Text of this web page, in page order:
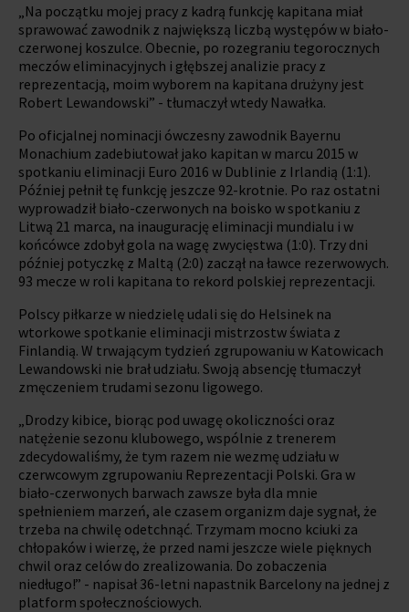
„Na początku mojej pracy z kadrą funkcję kapitana miał
sprawować zawodnik z największą liczbą występów w biało-
czerwonej koszulce. Obecnie, po rozegraniu tegorocznych
meczów eliminacyjnych i głębszej analizie pracy z
reprezentacją, moim wyborem na kapitana drużyny jest
Robert Lewandowski” - tłumaczył wtedy Nawałka.
Po oficjalnej nominacji ówczesny zawodnik Bayernu
Monachium zadebiutował jako kapitan w marcu 2015 w
spotkaniu eliminacji Euro 2016 w Dublinie z Irlandią (1:1).
Później pełnił tę funkcję jeszcze 92-krotnie. Po raz ostatni
wyprowadził biało-czerwonych na boisko w spotkaniu z
Litwą 21 marca, na inaugurację eliminacji mundialu i w
końcówce zdobył gola na wagę zwycięstwa (1:0). Trzy dni
później potyczkę z Maltą (2:0) zaczął na ławce rezerwowych.
93 mecze w roli kapitana to rekord polskiej reprezentacji.
Polscy piłkarze w niedzielę udali się do Helsinek na
wtorkowe spotkanie eliminacji mistrzostw świata z
Finlandią. W trwającym tydzień zgrupowaniu w Katowicach
Lewandowski nie brał udziału. Swoją absencję tłumaczył
zmęczeniem trudami sezonu ligowego.
„Drodzy kibice, biorąc pod uwagę okoliczności oraz
natężenie sezonu klubowego, wspólnie z trenerem
zdecydowaliśmy, że tym razem nie wezmę udziału w
czerwcowym zgrupowaniu Reprezentacji Polski. Gra w
biało-czerwonych barwach zawsze była dla mnie
spełnieniem marzeń, ale czasem organizm daje sygnał, że
trzeba na chwilę odetchnąć. Trzymam mocno kciuki za
chłopaków i wierzę, że przed nami jeszcze wiele pięknych
chwil oraz celów do zrealizowania. Do zobaczenia
niedługo!” - napisał 36-letni napastnik Barcelony na jednej z
platform społecznościowych.